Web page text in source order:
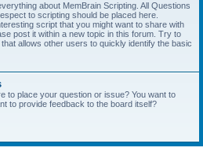
about MemBrain Scripting. All Questions
to scripting should be placed here.
script that you might want to share with
post it within a new topic in this forum. Try to
allows other users to quickly identify the basic
to place your question or issue? You want to
to provide feedback to the board itself?